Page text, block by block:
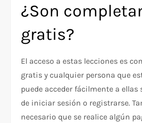
¿Son
gratis?
El acceso a estas lecciones es
gratis y cualquier persona que
puede acceder fácilmente a ellas
de iniciar sesión o registrarse.
necesario que se realice algún